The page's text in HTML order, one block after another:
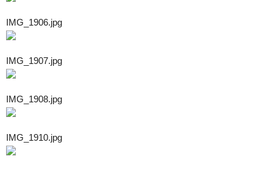
IMG_1906.jpg
IMG_1907.jpg
IMG_1908.jpg
IMG_1910.jpg